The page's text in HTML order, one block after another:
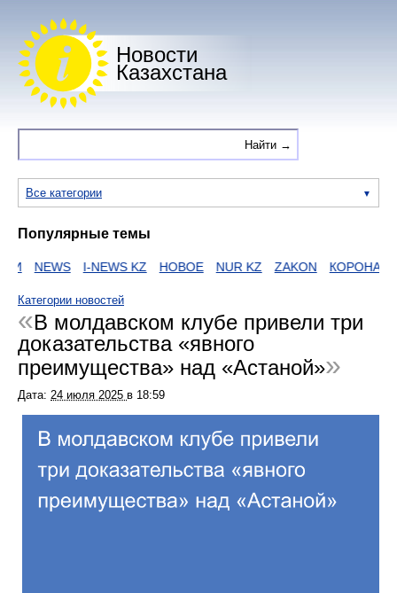
Новости
Казахстана
Все категории
Популярные темы
NEWS I-NEWS KZ НОВОЕ NUR KZ ZAKON
Категории новостей
В молдавском клубе привели три
доказательства «явного
преимущества» над «Астаной»
Дата: 24 июля 2025 в 18:59